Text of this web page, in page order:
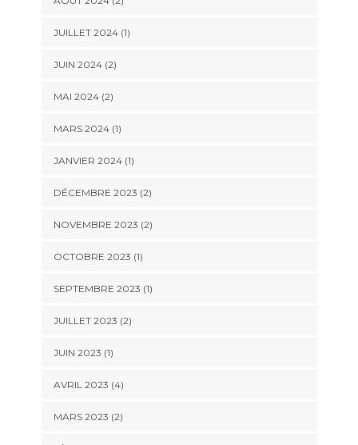
JUILLET 2024(1)
JUIN 2024(2)
MAI 2024(2)
MARS 2024(1)
JANVIER 2024(1)
DÉCEMBRE 2023 (2)
NOVEMBRE 2023 (2)
OCTOBRE 2023 (1)
SEPTEMBRE 2023 (1)
JUILLET 2023 (2)
JUIN 2023 (1)
AVRIL 2023 (4)
MARS 2023 (2)